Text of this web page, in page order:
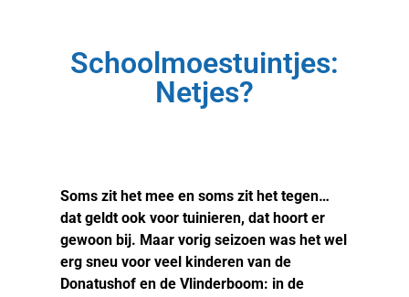
Schoolmoestuintjes:
Netjes?
Soms zit het mee en soms zit het tegen…
dat geldt ook voor tuinieren, dat hoort er
gewoon bij. Maar vorig seizoen was het wel
erg sneu voor veel kinderen van de
Donatushof en de Vlinderboom: in de